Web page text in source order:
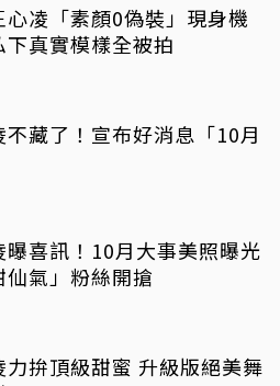
心凌「素顏0偽裝」現身機
下真實模樣全被拍
不藏了！宣布好消息「10月
曝喜訊！10月大事美照曝光
仙氣」粉絲開搶
力拚頂級甜蜜 升級版絕美舞